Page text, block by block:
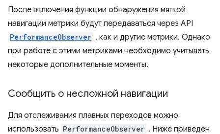
После включения функции обнаружения мягкой
навигации метрики будут передаваться через API
PerformanceObserver , как и другие метрики. Однако
при работе с этими метриками необходимо учитывать
некоторые дополнительные моменты.
Сообщить о несложной навигации
Для отслеживания плавных переходов можно
использовать PerformanceObserver . Ниже приведён